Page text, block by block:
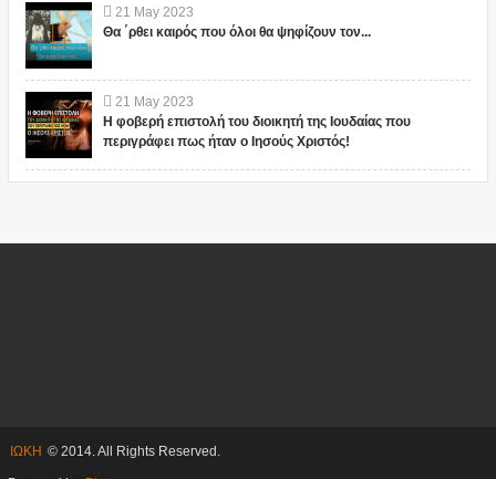
21 May 2023
Θα ΄ρθει καιρός που όλοι θα ψηφίζουν τον...
21 May 2023
Η φοβερή επιστολή του διοικητή της Ιουδαίας που
περιγράφει πως ήταν ο Ιησούς Χριστός!
ΙΩΚΗ © 2014. All Rights Reserved.